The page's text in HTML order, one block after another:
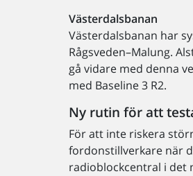
Västerdalsbanan
Västerdalsbanan har
Rågsveden–Malung.
gå vidare med denna
med Baseline 3 R2.
Ny rutin för att
För att inte riskera
fordonstillverkare när
radioblockcentral i det